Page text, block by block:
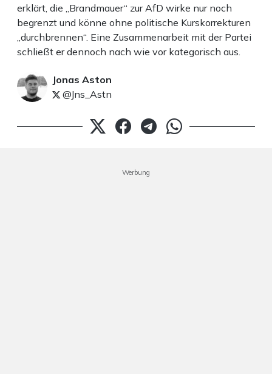
erklärt, die „Brandmauer“ zur AfD wirke nur noch
begrenzt und könne ohne politische Kurskorrekturen
„durchbrennen“. Eine Zusammenarbeit mit der Partei
schließt er dennoch nach wie vor kategorisch aus.
Jonas Aston
@Jns_Astn
Werbung